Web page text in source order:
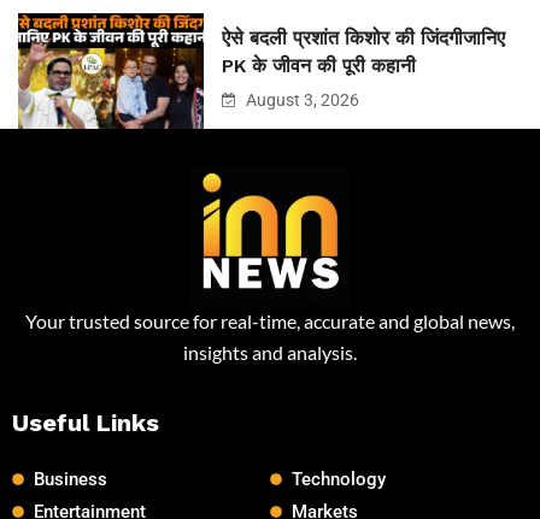
ऐसे बदली प्रशांत किशोर की जिंदगीजानिए
PK के जीवन की पूरी कहानी
August 3, 2026
Your trusted source for real-time, accurate and global news,
insights and analysis.
Useful Links
Business
Entertainment
Technology
Markets